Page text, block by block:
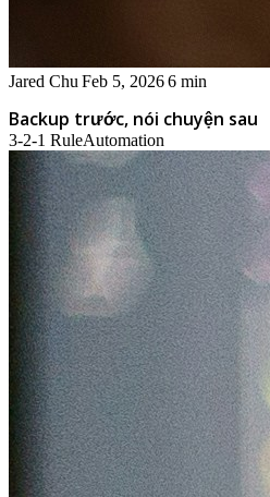
Jared Chu Feb 5, 20266 min
Backup trước, nói chuyện sau
3-2-1 RuleAutomation